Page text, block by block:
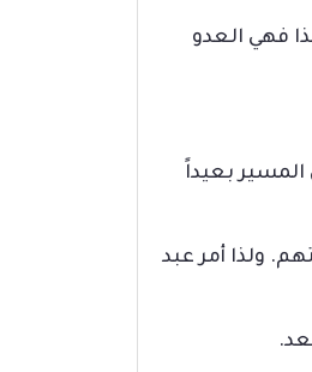
فهي العدو
بعيداً
وطواعيتهم. ولذا أمر عبد